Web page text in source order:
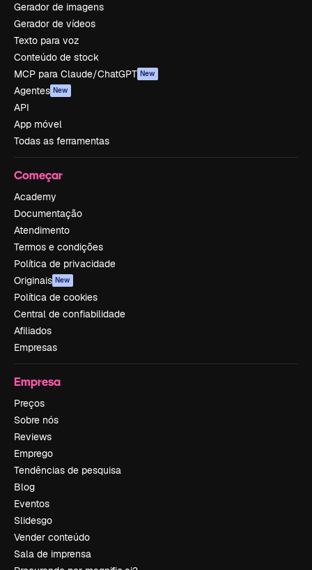
Gerador de imagens
Gerador de vídeos
Texto para voz
Conteúdo de stock
MCP para Claude/ChatGPT New
Agentes New
API
App móvel
Todas as ferramentas
Começar
Academy
Documentação
Atendimento
Termos e condições
Política de privacidade
Originais New
Política de cookies
Central de confiabilidade
Afiliados
Empresas
Empresa
Preços
Sobre nós
Reviews
Emprego
Tendências de pesquisa
Blog
Eventos
Slidesgo
Vender conteúdo
Sala de imprensa